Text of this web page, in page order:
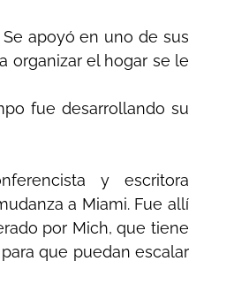
apoyó en uno de sus
organizar el hogar se le
fue desarrollando su
y escritora
a Miami. Fue allí
por Mich, que tiene
que puedan escalar